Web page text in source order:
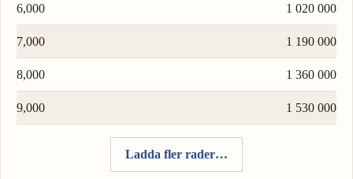
6,000 1 020 000
7,000 1 190 000
8,000 1 360 000
9,000 1 530 000
Ladda fler rader…